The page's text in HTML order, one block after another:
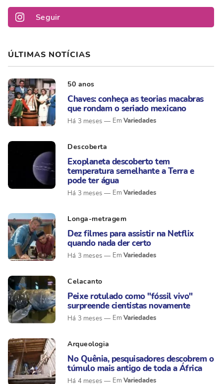
Seguir
ÚLTIMAS NOTÍCIAS
50 anos
Chaves: conheça as teorias macabras
que rondam o seriado mexicano
Há 3 meses Variedades
Descoberta
Exoplaneta descoberto tem
temperatura semelhante a Terra e
pode ter água
Há 3 meses Variedades
Longa-metragem
Dez filmes para assistir na Netflix
quando nada der certo
Há 3 meses Variedades
Celacanto
Peixe rotulado como "fóssil vivo"
surpreende cientistas novamente
Há 3 meses Variedades
Arqueologia
No Quênia, pesquisadores descobrem o
túmulo mais antigo de toda a África
Há 4 meses Variedades